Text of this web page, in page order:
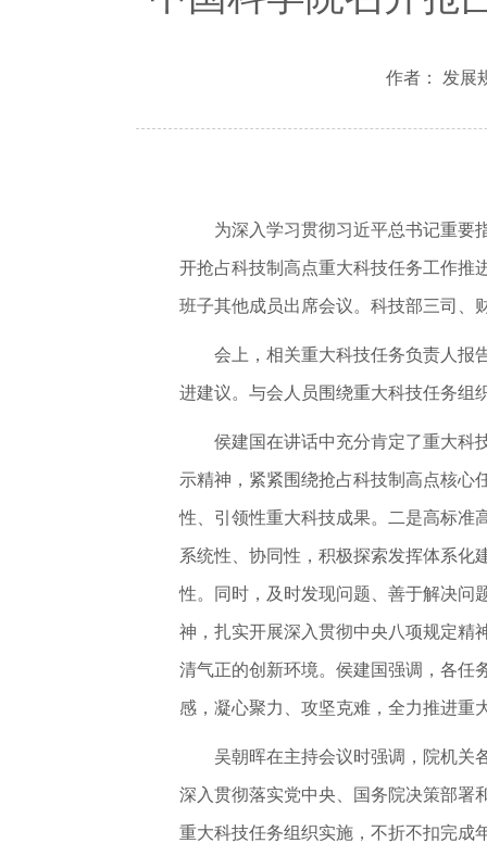
作者： 发
为深入学习贯彻习近平总书记重要
开抢占科技制高点重大科技任务工作推
班子其他成员出席会议。科技部三司、
会上，相关重大科技任务负责人报
进建议。与会人员围绕重大科技任务组
侯建国在讲话中充分肯定了重大科
示精神，紧紧围绕抢占科技制高点核心
性、引领性重大科技成果。二是高标准
系统性、协同性，积极探索发挥体系化
性。同时，及时发现问题、善于解决问
神，扎实开展深入贯彻中央八项规定精
清气正的创新环境。侯建国强调，各任
感，凝心聚力、攻坚克难，全力推进重
吴朝晖在主持会议时强调，院机关
深入贯彻落实党中央、国务院决策部署
重大科技任务组织实施，不折不扣完成